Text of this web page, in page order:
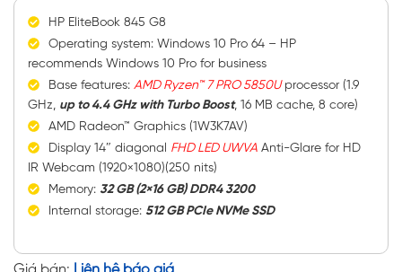
HP EliteBook 845 G8
Operating system: Windows 10 Pro 64 – HP
recommends Windows 10 Pro for business
Base features: AMD Ryzen™ 7 PRO 5850Uprocessor (1.9
GHz, up to 4.4 GHz with Turbo Boost, 16 MB cache, 8 core)
AMD Radeon™ Graphics (1W3K7AV)
Display 14″ diagonal FHD LED UWVAAnti-Glare for HD
IR Webcam (1920×1080)(250 nits)
Memory: 32 GB (2×16 GB) DDR4 3200
Internal storage: 512 GB PCIe NVMe SSD